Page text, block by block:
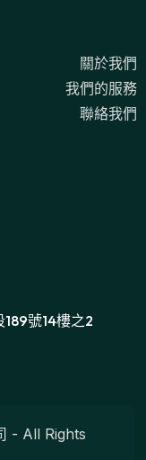
關於我們
我們的服務
聯絡我們
號14樓之2
- All Rights